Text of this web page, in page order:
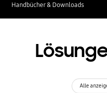
Handbücher & Downloads
Alle